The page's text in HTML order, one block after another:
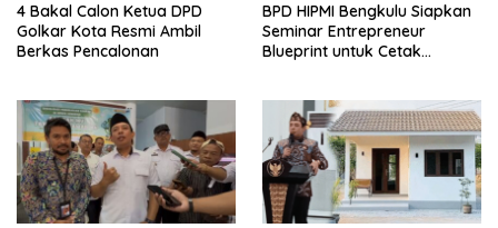
4 Bakal Calon Ketua DPD
Golkar Kota Resmi Ambil
Berkas Pencalonan
BPD HIPMI Bengkulu Siapkan
Seminar Entrepreneur
Blueprint untuk Cetak